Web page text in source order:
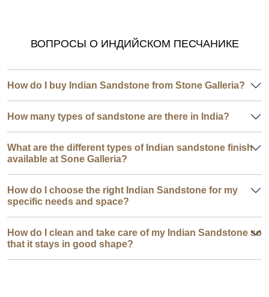
ВОПРОСЫ О ИНДИЙСКОМ ПЕСЧАНИКЕ
How do I buy Indian Sandstone from Stone Galleria?
How many types of sandstone are there in India?
What are the different types of Indian sandstone finish
available at Sone Galleria?
How do I choose the right Indian Sandstone for my
specific needs and space?
How do I clean and take care of my Indian Sandstone so
that it stays in good shape?